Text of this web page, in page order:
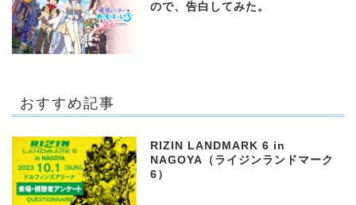
ので、告白してみた。
おすすめ記事
RIZIN LANDMARK 6 in
NAGOYA（ライジンランドマーク
6）